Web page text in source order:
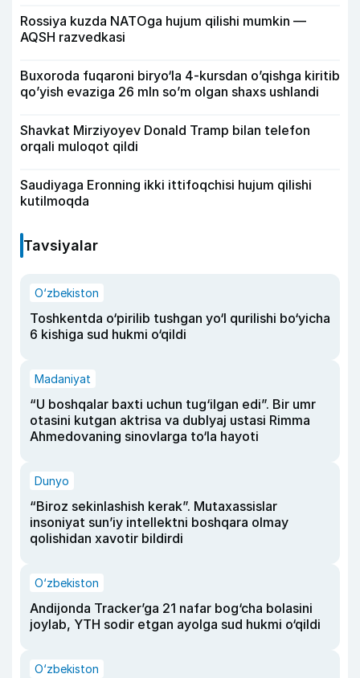
Rossiya kuzda NATOga hujum qilishi mumkin —
AQSH razvedkasi
Buxoroda fuqaroni biryo‘la 4-kursdan o’qishga kiritib
qo’yish evaziga 26 mln so’m olgan shaxs ushlandi
Shavkat Mirziyoyev Donald Tramp bilan telefon
orqali muloqot qildi
Saudiyaga Eronning ikki ittifoqchisi hujum qilishi
kutilmoqda
Tavsiyalar
O‘zbekiston
Toshkentda o‘pirilib tushgan yo‘l qurilishi bo‘yicha
6 kishiga sud hukmi o‘qildi
Madaniyat
“U boshqalar baxti uchun tug‘ilgan edi”. Bir umr
otasini kutgan aktrisa va dublyaj ustasi Rimma
Ahmedovaning sinovlarga to‘la hayoti
Dunyo
“Biroz sekinlashish kerak”. Mutaxassislar
insoniyat sun’iy intellektni boshqara olmay
qolishidan xavotir bildirdi
O‘zbekiston
Andijonda Tracker’ga 21 nafar bog‘cha bolasini
joylab, YTH sodir etgan ayolga sud hukmi o‘qildi
O‘zbekiston